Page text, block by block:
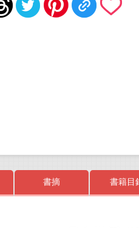
書摘 書籍目